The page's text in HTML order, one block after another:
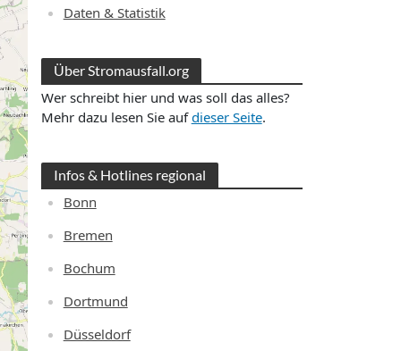
Daten & Statistik
Über Stromausfall.org
Wer schreibt hier und was soll das alles?
Mehr dazu lesen Sie aufdieser Seite.
Infos & Hotlines regional
Bonn
Bremen
Bochum
Dortmund
Düsseldorf